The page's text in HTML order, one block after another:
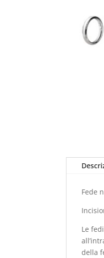
Fede
Le
della